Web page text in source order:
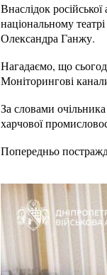
Внаслідок
національному
Олександра Ганжу.
Нагадаємо, що
Моніторингові
За словами
харчової
Попередньо